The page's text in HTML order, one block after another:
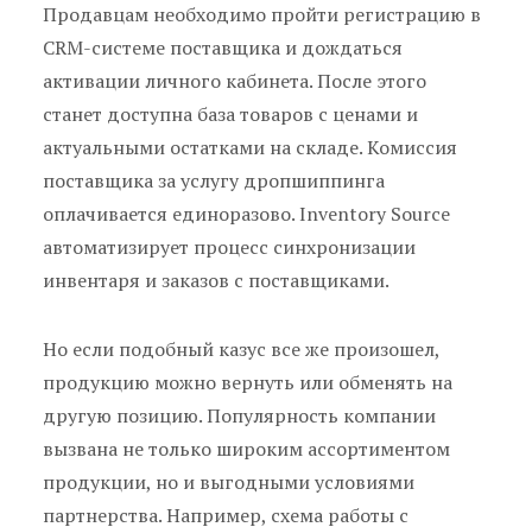
Продавцам необходимо пройти регистрацию в
CRM-системе поставщика и дождаться
активации личного кабинета. После этого
станет доступна база товаров с ценами и
актуальными остатками на складе. Комиссия
поставщика за услугу дропшиппинга
оплачивается единоразово. Inventory Source
автоматизирует процесс синхронизации
инвентаря и заказов с поставщиками.
Но если подобный казус все же произошел,
продукцию можно вернуть или обменять на
другую позицию. Популярность компании
вызвана не только широким ассортиментом
продукции, но и выгодными условиями
партнерства. Например, схема работы с